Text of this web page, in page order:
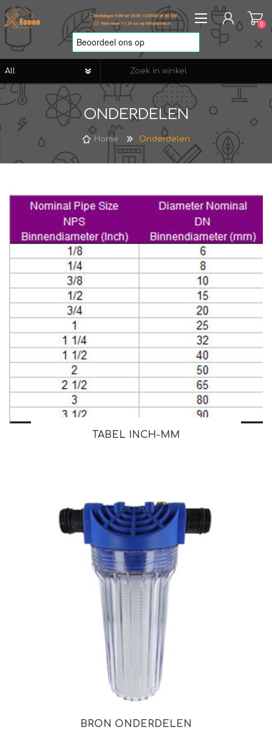
REGISTREREN
AANMELDEN
VERLANGLIJST
0
0
ONDERDELEN
Home Onderdelen
TABEL INCH-MM
BRON ONDERDELEN